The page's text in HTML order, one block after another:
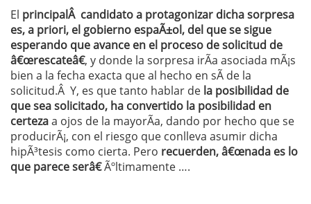
El principalÂ candidato a protagonizar dicha sorpresa
es, a priori, el gobierno espaÃ±ol, del que se sigue
esperando que avance en el proceso de solicitud de
â€œrescateâ€, y donde la sorpresa irÃ­a asociada mÃ¡s
bien a la fecha exacta que al hecho en sÃ­ de la
solicitud.Â Y, es que tanto hablar de la posibilidad de
que sea solicitado, ha convertido la posibilidad en
certezaa ojos de la mayorÃ­a, dando por hecho que se
producirÃ¡, con el riesgo que conlleva asumir dicha
hipÃ³tesis como cierta. Pero recuerden, â€œnada es lo
que parece serâ€Ãºltimamente ….